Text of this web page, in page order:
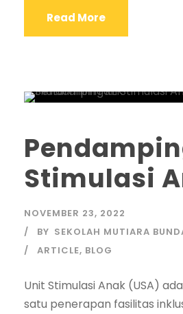
Read More
Stimulasi
NOVEMBER 23, 2022
BY SEKOLAH MUTIARA
ARTICLE, BLOG
Unit Stimulasi Anak (USA)
satu penerapan fasilitas